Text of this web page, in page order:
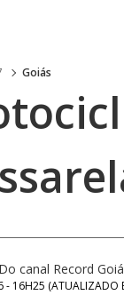
Goiás
Do canal Record
- 16H25 (ATUALIZADO